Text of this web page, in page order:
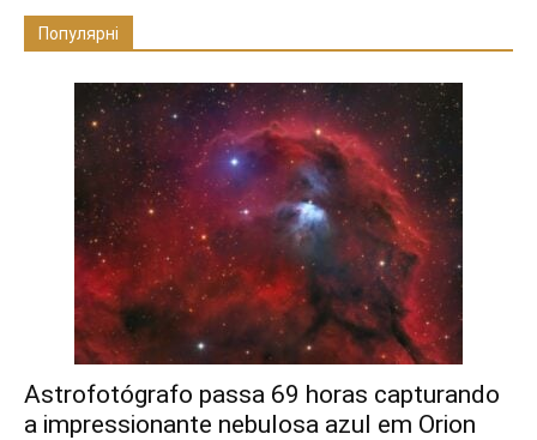
Популярні
Astrofotógrafo passa 69 horas capturando
a impressionante nebulosa azul em Orion